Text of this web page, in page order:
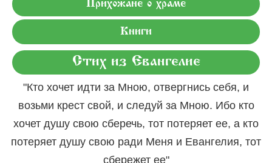
Прихожане о храме
Книги
Стих из Евангелие
"Кто хочет идти за Мною, отвергнись себя, и
возьми крест свой, и следуй за Мною. Ибо кто
хочет душу свою сберечь, тот потеряет ее, а кто
потеряет душу свою ради Меня и Евангелия, тот
сбережет ее"